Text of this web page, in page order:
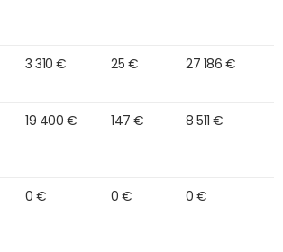
3 310 € 25 € 27 186 €
19 400 € 147 € 8 511 €
0 € 0 € 0 €